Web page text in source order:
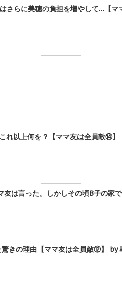
さらに美穂の負担を増やして…【
れ以上何を？【ママ友は全員敵⑭】
友は言った。しかしその頃B子の
きの理由【ママ友は全員敵⑫】 by